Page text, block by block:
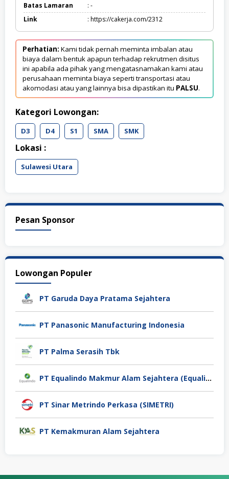
Batas Lamaran
: -
Link
: https://cakerja.com/2312
Perhatian: Kami tidak pernah meminta imbalan atau
biaya dalam bentuk apapun terhadap rekrutmen disitus
ini apabila ada pihak yang mengatasnamakan kami atau
perusahaan meminta biaya seperti transportasi atau
akomodasi atau yang lainnya bisa dipastikan itu PALSU.
Kategori Lowongan:
D3 D4 S1 SMA SMK
Lokasi :
Sulawesi Utara
Pesan Sponsor
Lowongan Populer
PT Garuda Daya Pratama Sejahtera
PT Panasonic Manufacturing Indonesia
PT Palma Serasih Tbk
PT Equalindo Makmur Alam Sejahtera (Equalindo Group)
PT Sinar Metrindo Perkasa (SIMETRI)
PT Kemakmuran Alam Sejahtera